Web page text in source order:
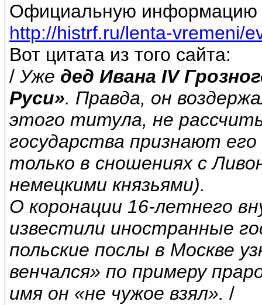
Официальную информацию
http://histrf.ru/lenta-vremeni/
Вот цитата из того сайта:
/ Уже дед Ивана IV
Руси». Правда, он
этого титула, не
государства признают
только в сношениях с
немецкими князьями).
О коронации 16-летнего
известили иностранные
польские послы в Москве
венчался» по примеру
имя он «не чужое взял». /